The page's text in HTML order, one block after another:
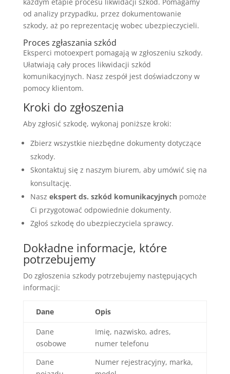
każdym etapie procesu likwidacji szkód. Pomagamy
od analizy przypadku, przez dokumentowanie
szkody, aż po reprezentację wobec ubezpieczycieli.
Proces zgłaszania szkód
Eksperci motoexpert pomagają w zgłoszeniu szkody.
Ułatwiają cały proces likwidacji szkód
komunikacyjnych. Nasz zespół jest doświadczony w
pomocy klientom.
Kroki do zgłoszenia
Aby zgłosić szkodę, wykonaj poniższe kroki:
Zbierz wszystkie niezbędne dokumenty dotyczące
szkody.
Skontaktuj się z naszym biurem, aby umówić się na
konsultację.
Nasz ekspert ds. szkód komunikacyjnychpomoże
Ci przygotować odpowiednie dokumenty.
Zgłoś szkodę do ubezpieczyciela sprawcy.
Dokładne informacje, które
potrzebujemy
Do zgłoszenia szkody potrzebujemy następujących
informacji:
Dane Opis
Dane
osobowe
Imię, nazwisko, adres,
numer telefonu
Dane
Numer rejestracyjny, marka,